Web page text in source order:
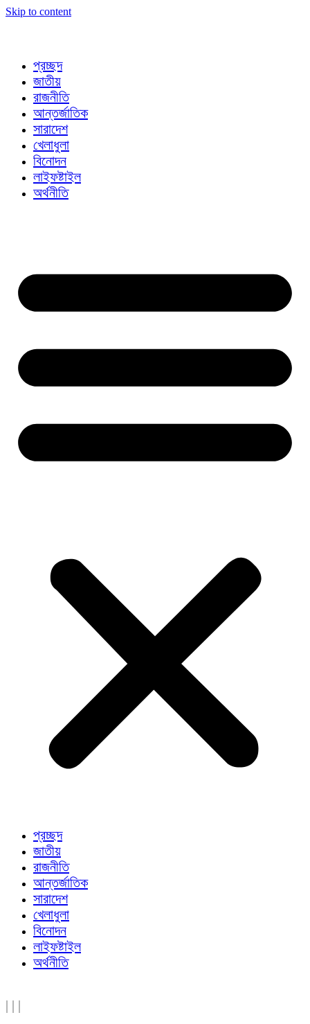
Skip to content
প্রচ্ছদ
জাতীয়
রাজনীতি
আন্তর্জাতিক
সারাদেশ
খেলাধুলা
বিনোদন
লাইফষ্টাইল
অর্থনীতি
প্রচ্ছদ
জাতীয়
রাজনীতি
আন্তর্জাতিক
সারাদেশ
খেলাধুলা
বিনোদন
লাইফষ্টাইল
অর্থনীতি
| | |